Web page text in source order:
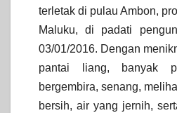
terletak di pulau Ambon,
Maluku, di padati
03/01/2016. Dengan
pantai liang, banyak
bergembira, senang,
bersih, air yang jernih,